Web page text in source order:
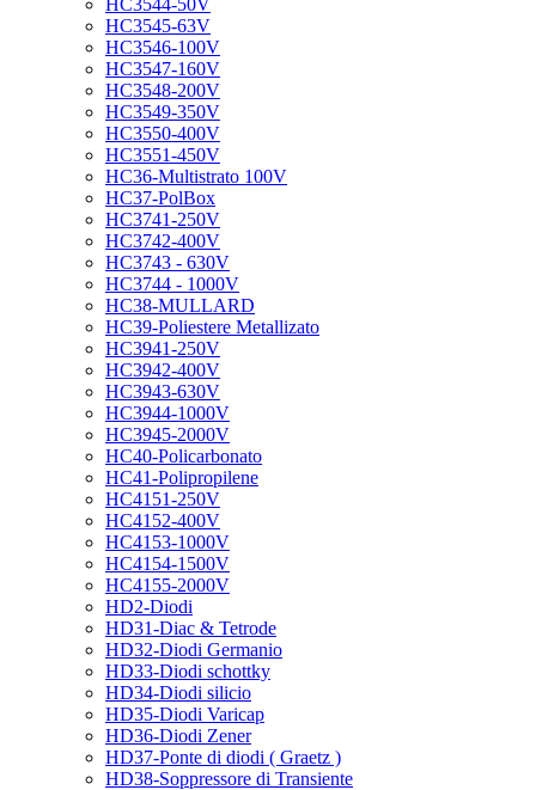
HC3544-50V
HC3545-63V
HC3546-100V
HC3547-160V
HC3548-200V
HC3549-350V
HC3550-400V
HC3551-450V
HC36-Multistrato 100V
HC37-PolBox
HC3741-250V
HC3742-400V
HC3743 - 630V
HC3744 - 1000V
HC38-MULLARD
HC39-Poliestere Metallizato
HC3941-250V
HC3942-400V
HC3943-630V
HC3944-1000V
HC3945-2000V
HC40-Policarbonato
HC41-Polipropilene
HC4151-250V
HC4152-400V
HC4153-1000V
HC4154-1500V
HC4155-2000V
HD2-Diodi
HD31-Diac & Tetrode
HD32-Diodi Germanio
HD33-Diodi schottky
HD34-Diodi silicio
HD35-Diodi Varicap
HD36-Diodi Zener
HD37-Ponte di diodi ( Graetz )
HD38-Soppressore di Transiente